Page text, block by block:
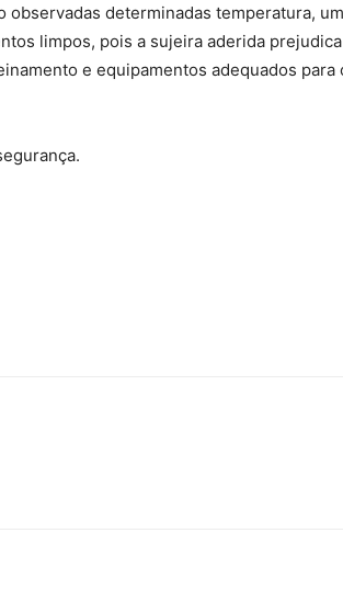
determinadas temperatura,
limpos, pois a sujeira aderida
e equipamentos adequados para